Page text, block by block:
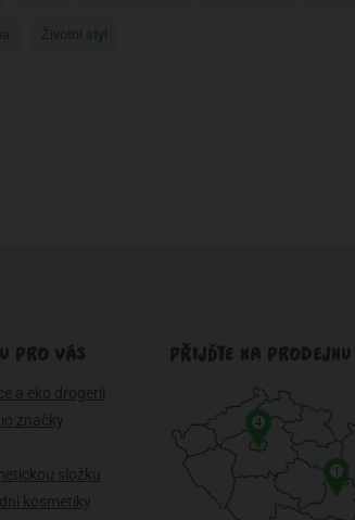
Životní styl
PRO VÁS
a eko drogerii
značky
složku
kosmetiky
PŘIJĎTE NA PRODEJNU
1
4